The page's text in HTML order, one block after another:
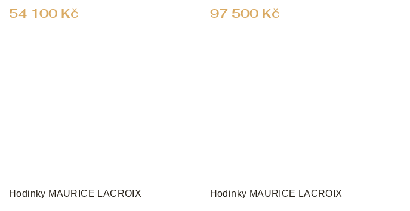
54 100 Kč 97 500 Kč
Hodinky MAURICE LACROIX Hodinky MAURICE LACROIX